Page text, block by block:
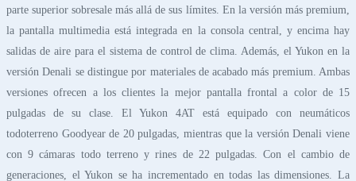
parte superior sobresale más allá de sus límites. En la versión más premium,
la pantalla multimedia está integrada en la consola central, y encima hay
salidas de aire para el sistema de control de clima. Además, el Yukon en la
versión Denali se distingue por materiales de acabado más premium. Ambas
versiones ofrecen a los clientes la mejor pantalla frontal a color de 15
pulgadas de su clase. El Yukon 4AT está equipado con neumáticos
todoterreno Goodyear de 20 pulgadas, mientras que la versión Denali viene
con 9 cámaras todo terreno y rines de 22 pulgadas. Con el cambio de
generaciones, el Yukon se ha incrementado en todas las dimensiones. La